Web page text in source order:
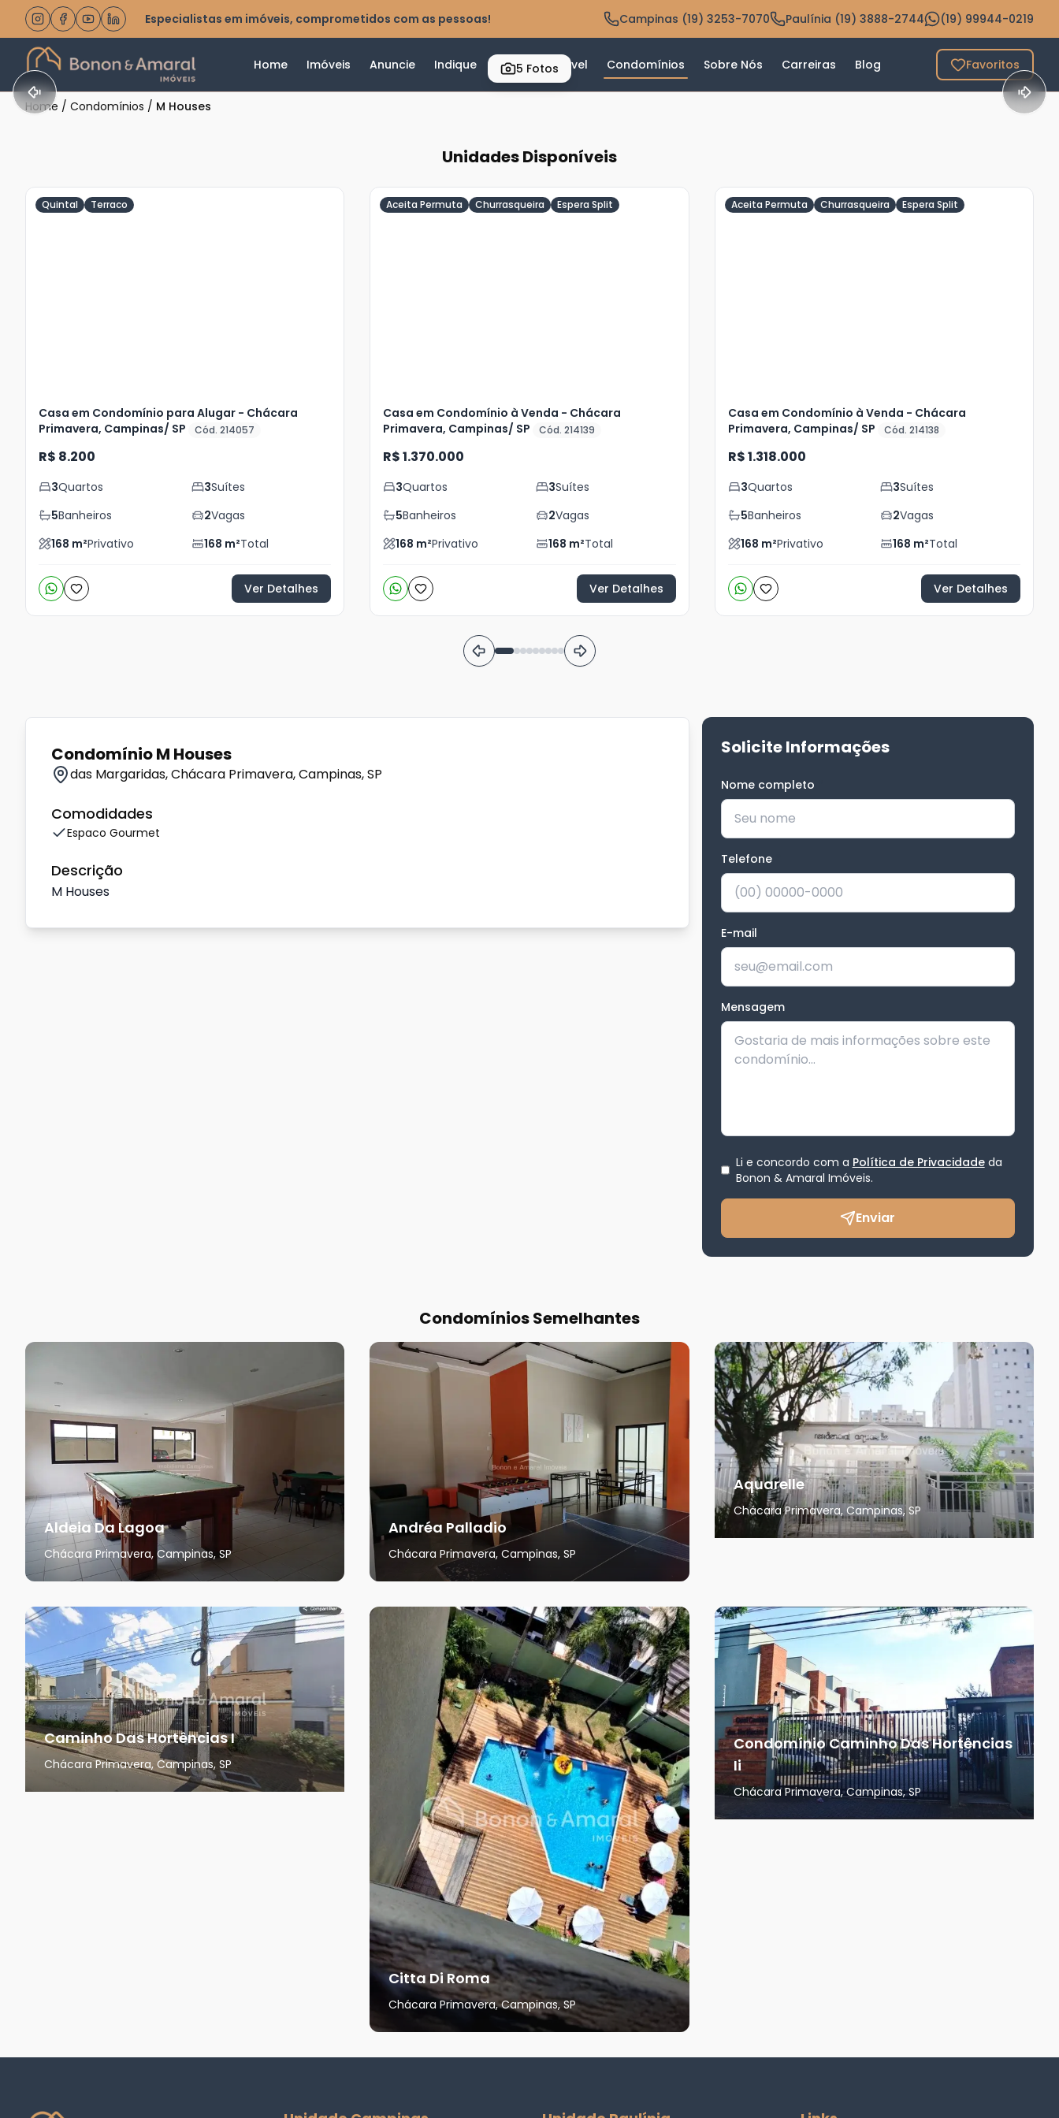
Especialistas em imóveis, comprometidos com as pessoas! Campinas (19) 3253-7070 Paulínia (19) 3888-2744 (19) 99944-0219
Home Imóveis Anuncie Indique Valor do Imóvel Condomínios Sobre Nós Carreiras Blog Favoritos
5 Fotos
Home / Condomínios / M Houses
Unidades Disponíveis
Quintal Terraco
Casa em Condomínio para Alugar - Chácara
Primavera, Campinas/ SP
Cód. 214057
R$ 8.200
3Quartos 3Suítes
5Banheiros 2Vagas
168 m²Privativo 168 m²Total
Ver Detalhes
Aceita Permuta Churrasqueira Espera Split
Casa em Condomínio à Venda - Chácara
Primavera, Campinas/ SP
Cód. 214139
R$ 1.370.000
3Quartos 3Suítes
5Banheiros 2Vagas
168 m²Privativo 168 m²Total
Ver Detalhes
Aceita Permuta Churrasqueira Espera Split
Casa em Condomínio à Venda - Chácara
Primavera, Campinas/ SP
Cód. 214138
R$ 1.318.000
3Quartos 3Suítes
5Banheiros 2Vagas
168 m²Privativo 168 m²Total
Ver Detalhes
Condomínio M Houses
das Margaridas, Chácara Primavera, Campinas, SP
Comodidades
Espaco Gourmet
Descrição
M Houses
Solicite Informações
Nome completo
Telefone
E-mail
Mensagem
Li e concordo com a Política de Privacidadeda
Bonon & Amaral Imóveis.
Enviar
Condomínios Semelhantes
Aldeia Da Lagoa
Chácara Primavera, Campinas, SP
Andréa Palladio
Chácara Primavera, Campinas, SP
Aquarelle
Chácara Primavera, Campinas, SP
Caminho Das Hortências I
Chácara Primavera, Campinas, SP
Citta Di Roma
Chácara Primavera, Campinas, SP
Condomínio Caminho Das Hortências
Ii
Chácara Primavera, Campinas, SP